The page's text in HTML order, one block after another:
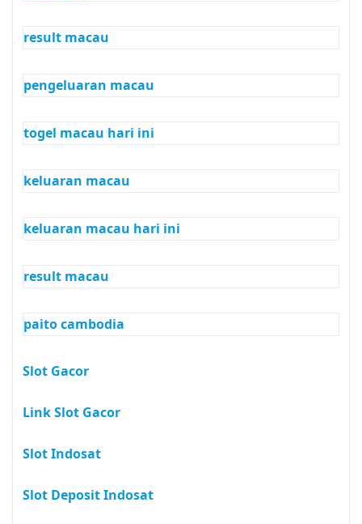
result macau
pengeluaran macau
togel macau hari ini
keluaran macau
keluaran macau hari ini
result macau
paito cambodia
Slot Gacor
Link Slot Gacor
Slot Indosat
Slot Deposit Indosat